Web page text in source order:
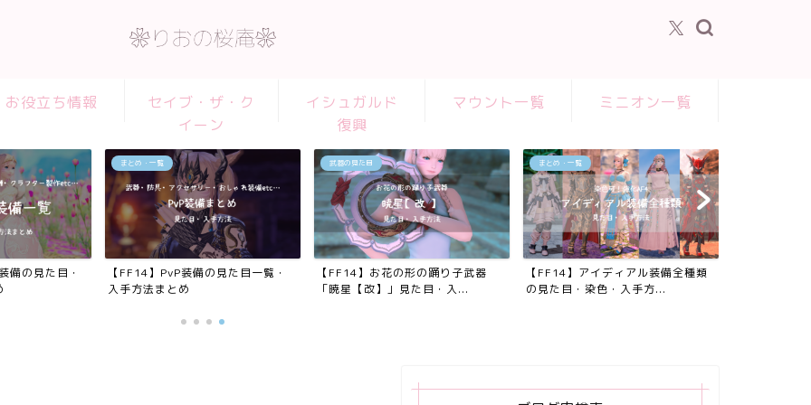
お役立ち情報
セイブ・ザ・ク
イーン
イシュガルド
復興
マウント一覧 ミニオン一覧
備の見た目・
まとめ・一覧
【FF14】PvP装備の見た目一覧・
入手方法まとめ
武器の見た目
【FF14】お花の形の踊り子武器
「暁星【改】」見た目・入...
まとめ・一覧
【FF14】アイディアル装備全種類
の見た目・染色・入手方...